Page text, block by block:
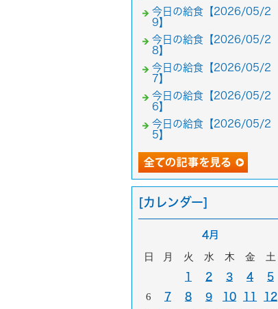
今日の給食【2026/05/2
9】
今日の給食【2026/05/2
8】
今日の給食【2026/05/2
7】
今日の給食【2026/05/2
6】
今日の給食【2026/05/2
5】
[カレンダー]
4月
日 月 火 水 木 金 土
1 2 3 4 5
6 7 8 9 10 11 12